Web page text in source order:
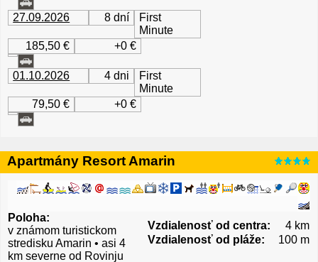
27.09.2026 8 dní
First
Minute
185,50 €
+0 €
01.10.2026 4 dni
First
Minute
79,50 €
+0 €
Apartmány Resort Amarin
Vzdialenosť od centra:
4 km
Vzdialenosť od pláže:
100 m
Poloha:
v známom turistickom
stredisku Amarin • asi 4
km severne od Rovinju